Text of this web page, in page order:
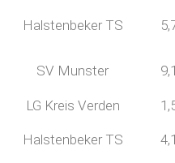
Halstenbeker TS
SV Munster
LG Kreis Verden
Halstenbeker TS